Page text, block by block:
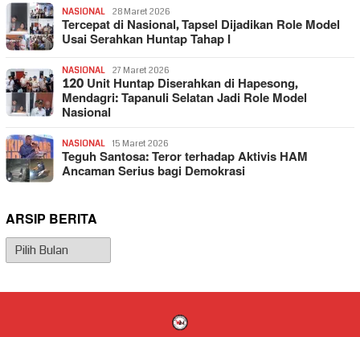
NASIONAL 28 Maret 2026
Tercepat di Nasional, Tapsel Dijadikan Role Model
Usai Serahkan Huntap Tahap I
NASIONAL 27 Maret 2026
120 Unit Huntap Diserahkan di Hapesong,
Mendagri: Tapanuli Selatan Jadi Role Model
Nasional
NASIONAL 15 Maret 2026
Teguh Santosa: Teror terhadap Aktivis HAM
Ancaman Serius bagi Demokrasi
ARSIP BERITA
Arsip
Berita